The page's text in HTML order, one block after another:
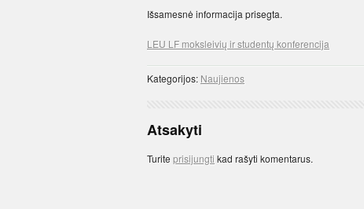
Išsamesnė informacija prisegta.
LEU LF moksleivių ir studentų konferencija
Kategorijos: Naujienos
Atsakyti
Turite prisijungti kad rašyti komentarus.